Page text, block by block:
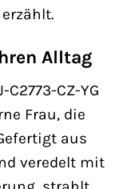
Alltag
CZ-YG
Frau, die
aus
veredelt mit